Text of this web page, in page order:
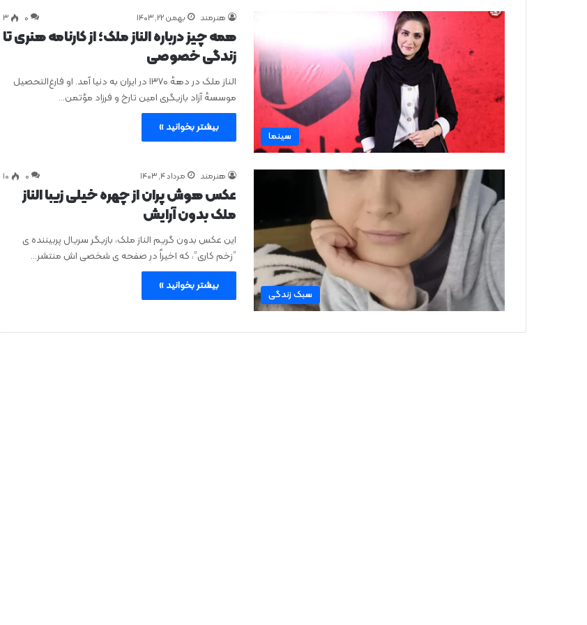
سینما
هنرمند بهمن ۲۲, ۱۴۰۳ 0 ۳
همه چیز درباره الناز ملک؛ از کارنامه هنری تا
زندگی خصوصی
الناز ملک در دههٔ ۱۳۷۰ در ایران به دنیا آمد. او فارغ‌التحصیل
موسسهٔ آزاد بازیگری امین تارخ و فرزاد مؤتمن…
بیشتر بخوانید »
سبک زندگی
هنرمند مرداد ۴, ۱۴۰۳ 0 ۱۰
عکس هوش پران از چهره خیلی زیبا الناز
ملک بدون آرایش
این عکس بدون گریم الناز ملک، بازیگر سریال پربیننده‌ ی
“زخم کاری”، که اخیراً در صفحه‌ ی شخصی‌ اش منتشر…
بیشتر بخوانید »